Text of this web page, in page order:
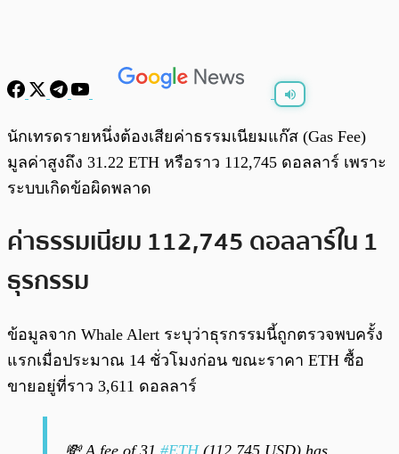
นักเทรดรายหนึ่งต้องเสียค่าธรรมเนียมแก๊ส (Gas Fee)
มูลค่าสูงถึง 31.22 ETH หรือราว 112,745 ดอลลาร์ เพราะ
ระบบเกิดข้อผิดพลาด
ค่าธรรมเนียม 112,745 ดอลลาร์ใน 1
ธุรกรรม
ข้อมูลจาก Whale Alert ระบุว่าธุรกรรมนี้ถูกตรวจพบครั้ง
แรกเมื่อประมาณ 14 ชั่วโมงก่อน ขณะราคา ETH ซื้อ
ขายอยู่ที่ราว 3,611 ดอลลาร์
💸 A fee of 31 #ETH(112,745 USD) has